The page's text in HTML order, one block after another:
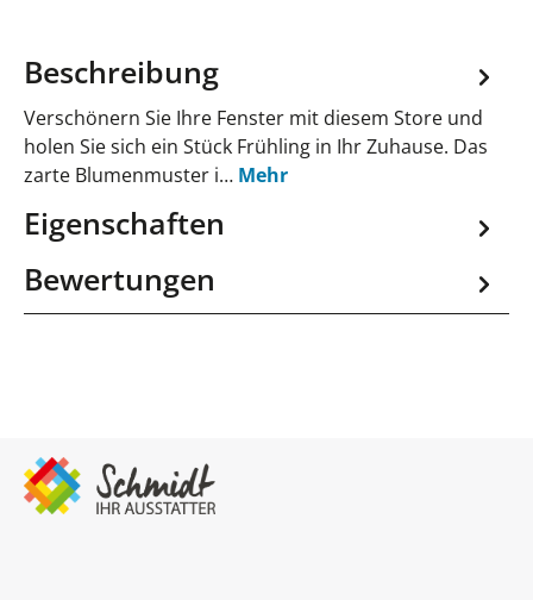
Beschreibung
Verschönern Sie Ihre Fenster mit diesem Store und
holen Sie sich ein Stück Frühling in Ihr Zuhause. Das
zarte Blumenmuster i… Mehr
Eigenschaften
Bewertungen